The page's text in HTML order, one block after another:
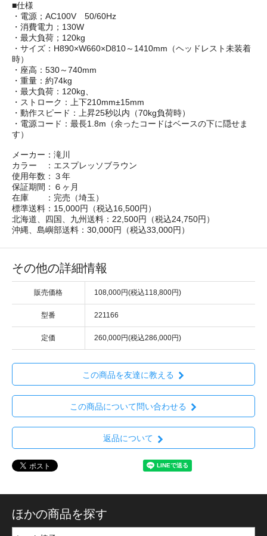
■仕様
・電源；AC100V 50/60Hz
・消費電力；130W
・最大負荷；120kg
・サイズ：H890×W660×D810～1410mm（ヘッドレスト未装着
時）
・座高：530～740mm
・重量：約74kg
・最大負荷：120kg、
・ストローク：上下210mm±15mm
・動作スピード：上昇25秒以内（70kg負荷時）
・電源コード：最長1.8m（余ったコードはベースの下に隠せま
す）
メーカー：滝川
カラー ：エスプレッソブラウン
使用年数：３年
保証期間：６ヶ月
在庫 ：完売（埼玉）
標準送料：15,000円（税込16,500円）
北海道、四国、九州送料：22,500円（税込24,750円）
沖縄、島嶼部送料：30,000円（税込33,000円）
その他の詳細情報
販売価格 108,000円(税込118,800円)
型番 221166
定価 260,000円(税込286,000円)
この商品を友達に教える
この商品について問い合わせる
返品について
ほかの商品を探す